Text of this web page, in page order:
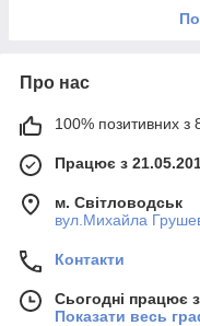
Про нас
100% позитивних з
Працює з
м. Світловодськ
вул.Михайла
Контакти
Сьогодні працює
Показати весь